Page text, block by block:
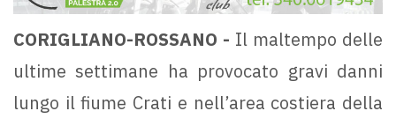
CORIGLIANO-ROSSANO - Il maltempo delle
ultime settimane ha provocato gravi danni
lungo il fiume Crati e nell’area costiera della